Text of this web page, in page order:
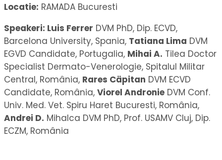
Locatie: RAMADA Bucuresti
Speakeri: Luis Ferrer DVM PhD, Dip. ECVD,
Barcelona University, Spania, Tatiana Lima DVM
EGVD Candidate, Portugalia, Mihai A. Tilea Doctor
Specialist Dermato-Venerologie, Spitalul Militar
Central, România, Rares Cäpitan DVM ECVD
Candidate, România, Viorel Andronie DVM Conf.
Univ. Med. Vet. Spiru Haret Bucuresti, România,
Andrei D. Mihalca DVM PhD, Prof. USAMV Cluj, Dip.
ECZM, România